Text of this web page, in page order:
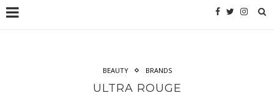
BEAUTY BRANDS
ULTRA ROUGE